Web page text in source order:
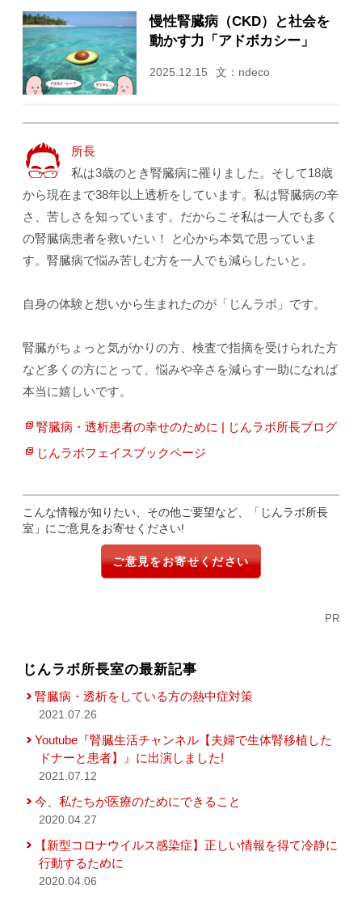
慢性腎臓病（CKD）と社会を
動かす力「アドボカシー」
2025.12.15 文：ndeco
所長
私は3歳のとき腎臓病に罹りました。そして18歳
から現在まで38年以上透析をしています。私は腎臓病の辛
さ、苦しさを知っています。だからこそ私は一人でも多く
の腎臓病患者を救いたい！ と心から本気で思っていま
す。腎臓病で悩み苦しむ方を一人でも減らしたいと。
自身の体験と想いから生まれたのが「じんラボ」です。
腎臓がちょっと気がかりの方、検査で指摘を受けられた方
など多くの方にとって、悩みや辛さを減らす一助になれば
本当に嬉しいです。
腎臓病・透析患者の幸せのために | じんラボ所長ブログ
じんラボフェイスブックページ
こんな情報が知りたい、その他ご要望など、「じんラボ所長
室」にご意見をお寄せください!
ご意見をお寄せください
PR
じんラボ所長室の最新記事
腎臓病・透析をしている方の熱中症対策
2021.07.26
Youtube『腎臓生活チャンネル【夫婦で生体腎移植した
ドナーと患者】』に出演しました!
2021.07.12
今、私たちが医療のためにできること
2020.04.27
【新型コロナウイルス感染症】正しい情報を得て冷静に
行動するために
2020.04.06